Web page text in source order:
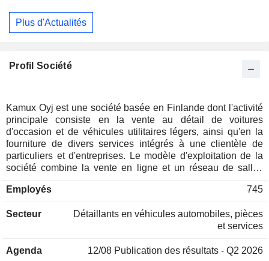
Plus d'Actualités
Profil Société
Kamux Oyj est une société basée en Finlande dont l'activité
principale consiste en la vente au détail de voitures
d'occasion et de véhicules utilitaires légers, ainsi qu'en la
fourniture de divers services intégrés à une clientèle de
particuliers et d'entreprises. Le modèle d'exploitation de la
société combine la vente en ligne et un réseau de salles
que l'assurance automobile et le financement. Son champ
autres, sur la protection des véhicules contre le vandalisme,
les collisions avec des animaux, les incendies, le vol et les
la société concernent le crédit à la consommation. Kamux
Employés 745
Secteur
Détaillants en véhicules automobiles, pièces
et services
Agenda 12/08 Publication des résultats - Q2 2026